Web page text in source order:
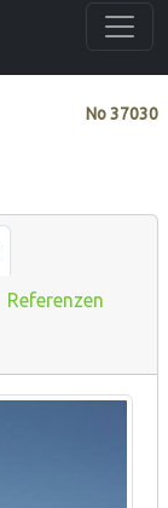
No37030
Referenzen